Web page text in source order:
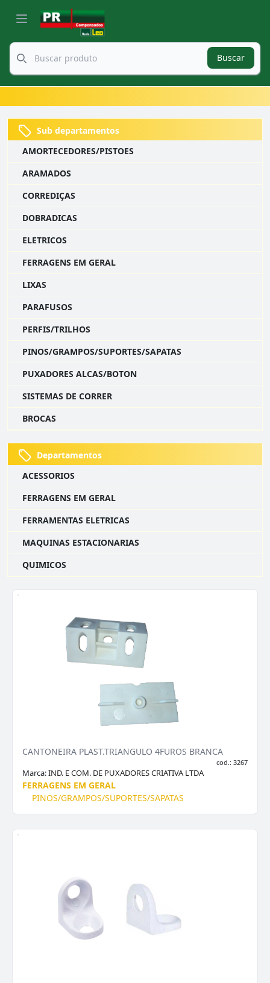
Buscar
Sub departamentos
AMORTECEDORES/PISTOES
ARAMADOS
CORREDIÇAS
DOBRADICAS
ELETRICOS
FERRAGENS EM GERAL
LIXAS
PARAFUSOS
PERFIS/TRILHOS
PINOS/GRAMPOS/SUPORTES/SAPATAS
PUXADORES ALCAS/BOTON
SISTEMAS DE CORRER
BROCAS
Departamentos
ACESSORIOS
FERRAGENS EM GERAL
FERRAMENTAS ELETRICAS
MAQUINAS ESTACIONARIAS
QUIMICOS
CANTONEIRA PLAST.TRIANGULO 4FUROS BRANCA
cod.: 3267
Marca:IND. E COM. DE PUXADORES CRIATIVA LTDA
FERRAGENS EM GERAL
PINOS/GRAMPOS/SUPORTES/SAPATAS